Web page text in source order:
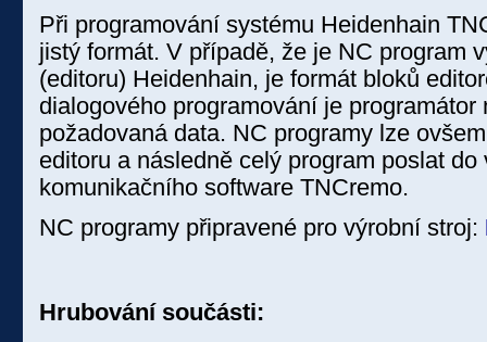
Při programování systému Heidenhain
jistý formát. V případě, že je NC program
(editoru) Heidenhain, je formát bloků
dialogového programování je
požadovaná data. NC programy lze
editoru a následně celý program poslat
komunikačního software TNCremo.
NC programy připravené pro výrobní stroj:
Hrubování součásti: